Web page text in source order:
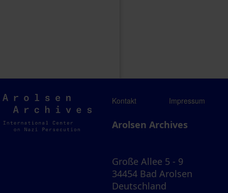
Arolsen
Archives
Kontakt Impressum
Arolsen Archives
Große Allee 5 - 9
34454 Bad Arolsen
Deutschland